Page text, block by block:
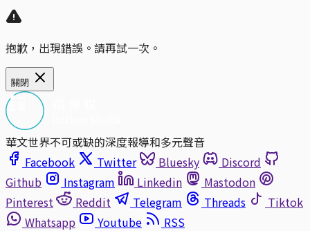
抱歉，出現錯誤。請再試一次。
關閉
華文世界不可或缺的深度報導和多元聲音
Facebook
Twitter Bluesky
Discord
Github
Instagram Linkedin
Mastodon
Pinterest
Reddit Telegram Threads
Tiktok
Whatsapp
Youtube
RSS